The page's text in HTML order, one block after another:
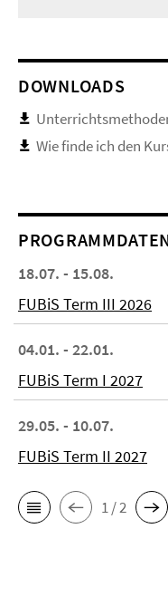
DOWNLOADS
Wie finde ich den
18.07. - 15.08.
FUBiS Term III 2026
04.01. - 22.01.
FUBiS Term I 2027
29.05. - 10.07.
FUBiS Term II 2027
1 / 2